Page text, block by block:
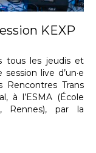
KEXP
tous les jeudis et
live d’un·e
Rencontres Trans
à l’ESMA (École
Rennes), par la